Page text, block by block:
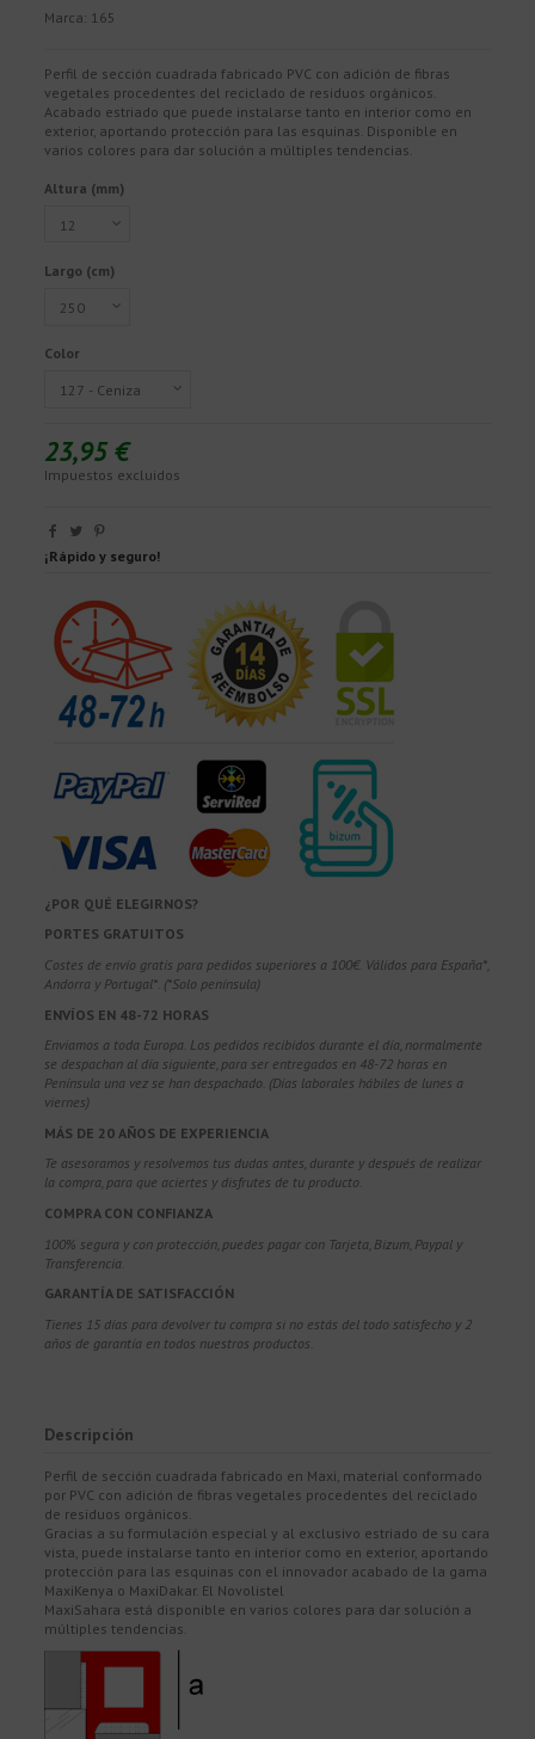
Marca: 165
Perfil de sección cuadrada fabricado PVC con adición de fibras
vegetales procedentes del reciclado de residuos orgánicos.
Acabado estriado que puede instalarse tanto en interior como en
exterior, aportando protección para las esquinas. Disponible en
varios colores para dar solución a múltiples tendencias.
Altura (mm)
Largo (cm)
Color
23,95 €
Impuestos excluidos
¡Rápido y seguro!
¿POR QUÉ ELEGIRNOS?
PORTES GRATUITOS
Costes de envío gratis para pedidos superiores a 100€. Válidos para España*,
Andorra y Portugal*. (*Solo península)
ENVÍOS EN 48-72 HORAS
Enviamos a toda Europa. Los pedidos recibidos durante el día, normalmente
se despachan al día siguiente, para ser entregados en 48-72 horas en
Península una vez se han despachado. (Días laborales hábiles de lunes a
viernes)
MÁS DE 20 AÑOS DE EXPERIENCIA
Te asesoramos y resolvemos tus dudas antes, durante y después de realizar
la compra, para que aciertes y disfrutes de tu producto.
COMPRA CON CONFIANZA
100% segura y con protección, puedes pagar con Tarjeta, Bizum, Paypal y
Transferencia.
GARANTÍA DE SATISFACCIÓN
Tienes 15 días para devolver tu compra si no estás del todo satisfecho y 2
años de garantía en todos nuestros productos.
Descripción
Perfil de sección cuadrada fabricado en Maxi, material conformado
por PVC con adición de fibras vegetales procedentes del reciclado
de residuos orgánicos.
Gracias a su formulación especial y al exclusivo estriado de su cara
vista, puede instalarse tanto en interior como en exterior, aportando
protección para las esquinas con el innovador acabado de la gama
MaxiKenya o MaxiDakar. El Novolistel
MaxiSahara está disponible en varios colores para dar solución a
múltiples tendencias.